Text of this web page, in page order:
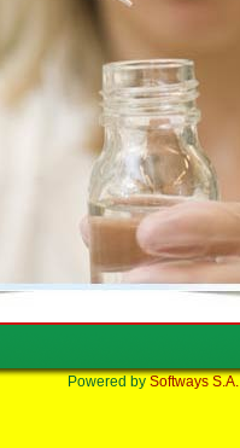
Powered by Softways S.A.